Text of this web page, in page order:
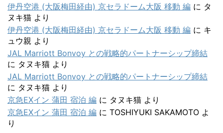
伊丹空港 (大阪梅田経由) 京セラドーム大阪 移動 編 に タ
ヌキ猫 より
伊丹空港 (大阪梅田経由) 京セラドーム大阪 移動 編 に キ
ュウ親 より
JAL Marriott Bonvoy との戦略的パートナーシップ締結
に タヌキ猫 より
JAL Marriott Bonvoy との戦略的パートナーシップ締結
に タヌキ猫 より
京急EXイン 蒲田 宿泊 編 に タヌキ猫 より
京急EXイン 蒲田 宿泊 編 に TOSHIYUKI SAKAMOTO よ
り